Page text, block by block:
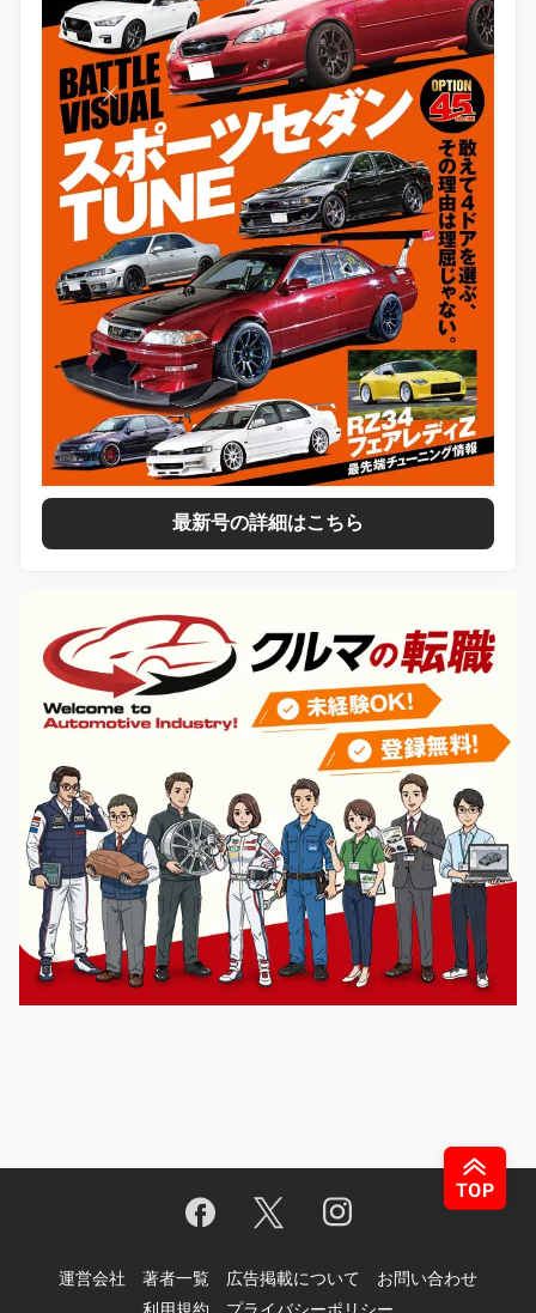
最新号の詳細はこちら
運営会社 著者一覧 広告掲載について
お問い合わせ
利用規約
プライバシーポリシー